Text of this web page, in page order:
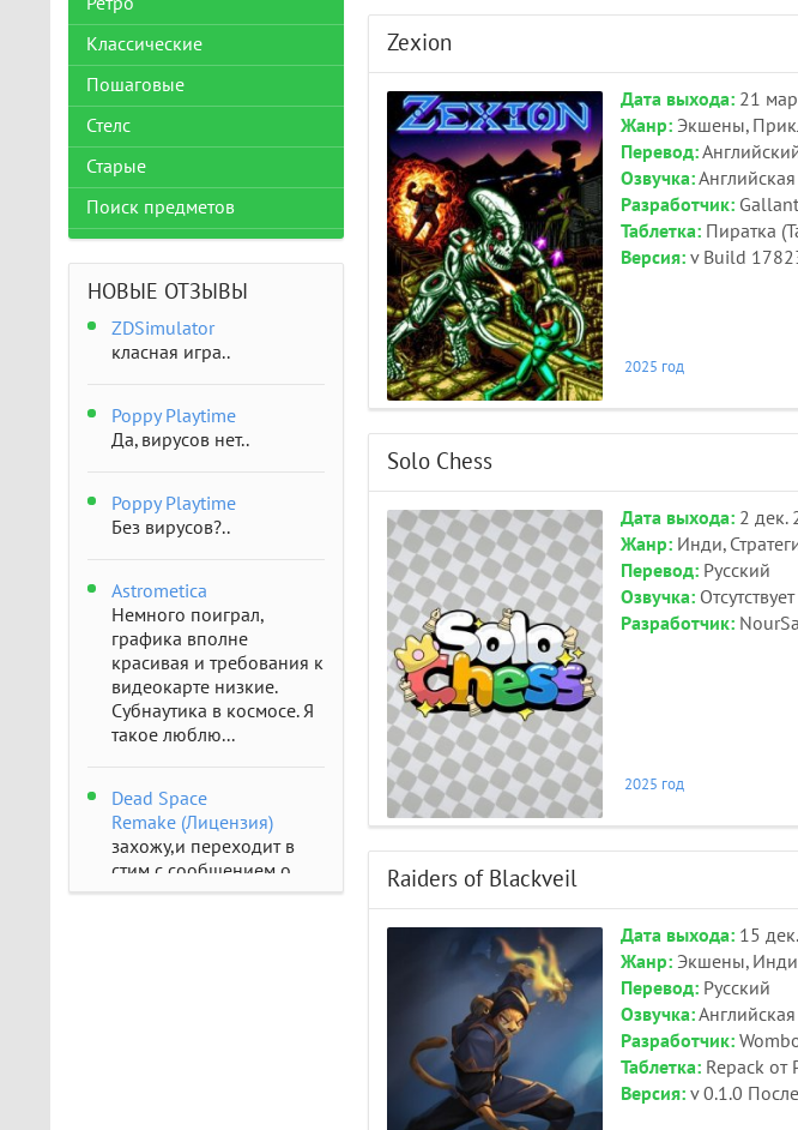
Zexion
Дата выхода:21
Жанр:Экшены,
Перевод:
Озвучка:Английская
Разработчик:
Таблетка:Пиратка
Версия:v Build
2025 год
Solo Chess
Дата выхода:2 дек.
Жанр:Инди,
Перевод:Русский
Озвучка:
Разработчик:
2025 год
Raiders of Blackveil
Дата выхода:15
Жанр:Экшены, Инди,
Перевод:Русский
Озвучка:
Разработчик:
Таблетка:Repack от
Версия:v 0.1.0
Классические
Пошаговые
Стелс
Старые
Поиск предметов
НОВЫЕ ОТЗЫВЫ
ZDSimulator
класная игра..
Poppy Playtime
Да, вирусов нет..
Poppy Playtime
Без вирусов?..
Astrometica
Немного поиграл,
графика вполне
красивая и требования к
видеокарте низкие.
Субнаутика в космосе. Я
такое люблю...
Dead Space
Remake (Лицензия)
захожу,и переходит в
стим с сообщением о
отсутствии..